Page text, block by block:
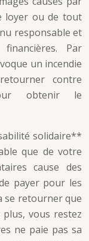
loyer ou de tout
responsable et
Par
un incendie
contre
obtenir le
solidaire**
que de votre
cause des
payer pour les
se retourner que
vous restez
ne paie pas sa